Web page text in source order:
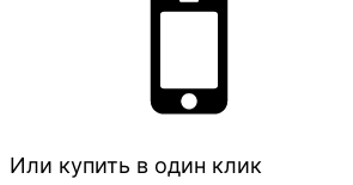
Или купить в один клик